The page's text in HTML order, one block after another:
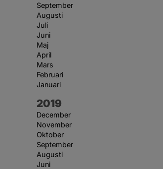
September
Augusti
Juli
Juni
Maj
April
Mars
Februari
Januari
År:
2019
December
November
Oktober
September
Augusti
Juni